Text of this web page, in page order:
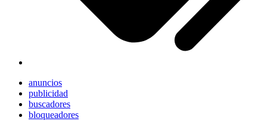
anuncios
publicidad
buscadores
bloqueadores